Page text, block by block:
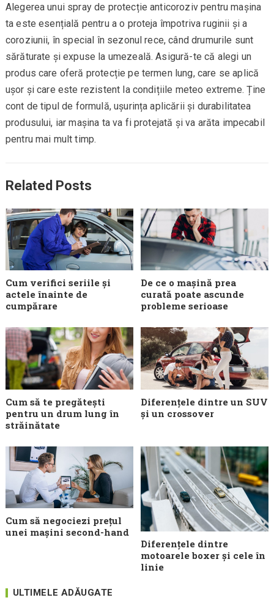
Alegerea unui spray de protecție anticoroziv pentru mașina
ta este esențială pentru a o proteja împotriva ruginii și a
coroziunii, în special în sezonul rece, când drumurile sunt
sărăturate și expuse la umezeală. Asigură-te că alegi un
produs care oferă protecție pe termen lung, care se aplică
ușor și care este rezistent la condițiile meteo extreme. Ține
cont de tipul de formulă, ușurința aplicării și durabilitatea
produsului, iar mașina ta va fi protejată și va arăta impecabil
pentru mai mult timp.
Related Posts
Cum verifici seriile și
actele înainte de
cumpărare
De ce o mașină prea
curată poate ascunde
probleme serioase
Cum să te pregătești
pentru un drum lung în
străinătate
Diferențele dintre un SUV
și un crossover
Cum să negociezi prețul
unei mașini second-hand
Diferențele dintre
motoarele boxer și cele în
linie
ULTIMELE ADĂUGATE